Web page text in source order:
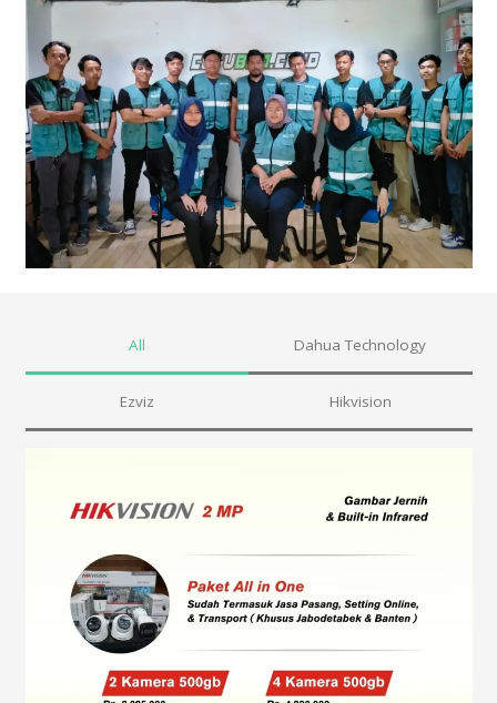
All Dahua Technology
Ezviz Hikvision